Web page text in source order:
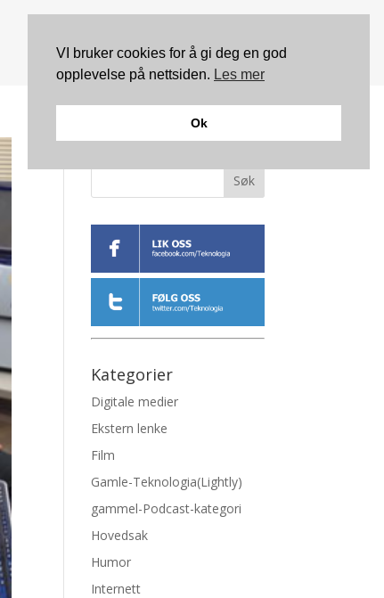
Søk
Kategorier
Digitale medier
Ekstern lenke
Film
Gamle-Teknologia(Lightly)
gammel-Podcast-kategori
Hovedsak
Humor
Internett
VI bruker cookies for å gi deg en god
opplevelse på nettsiden. Les mer
Ok